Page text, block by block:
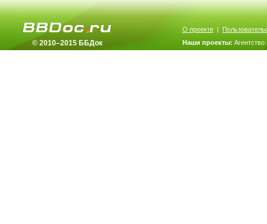
© 2010–2015 ББДок
О проекте |
Наши проекты: